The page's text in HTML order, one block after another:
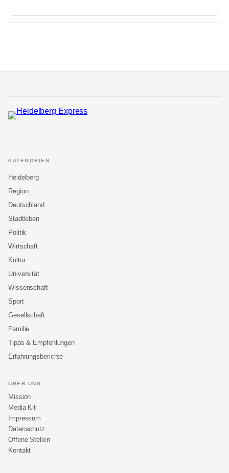
KATEGORIEN
Heidelberg
Region
Deutschland
Stadtleben
Politik
Wirtschaft
Kultur
Universität
Wissenschaft
Sport
Gesellschaft
Familie
Tipps & Empfehlungen
Erfahrungsberichte
ÜBER UNS
Mission
Media Kit
Impressum
Datenschutz
Offene Stellen
Kontakt